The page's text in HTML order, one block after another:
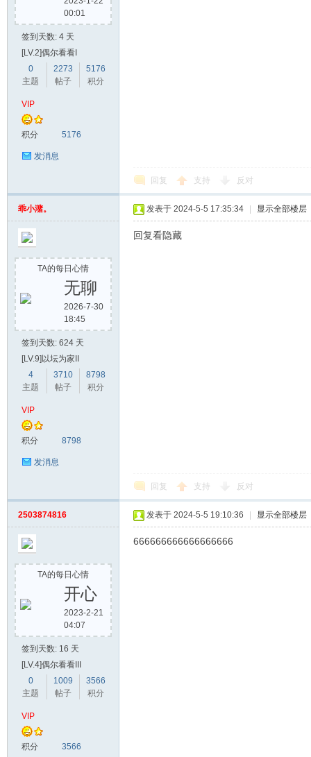
00:01
签到天数: 4 天
[LV.2]偶尔看看I
0
主题
2273
帖子
5176
积分
VIP
积分 5176
发消息
回复 支持 反对
乖小潴。
TA的每日心情
无聊
2026-7-30
18:45
签到天数: 624 天
[LV.9]以坛为家II
4
主题
3710
帖子
8798
积分
VIP
积分 8798
发消息
发表于 2024-5-5 17:35:34 显示全部楼层
回复看隐藏
回复 支持 反对
2503874816
TA的每日心情
开心
2023-2-21
04:07
签到天数: 16 天
[LV.4]偶尔看看III
0
主题
1009
帖子
3566
积分
VIP
积分 3566
发表于 2024-5-5 19:10:36 显示全部楼层
666666666666666666